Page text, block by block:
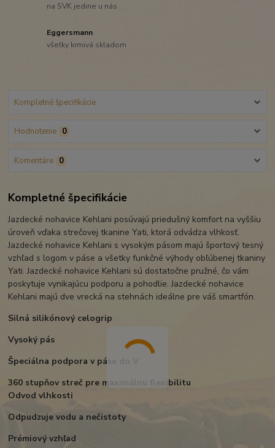
na SVK jedine u nás
Eggersmann
všetky krmivá skladom
Kompletné špecifikácie
Hodnotenie 0
Komentáre 0
Kompletné špecifikácie
Jazdecké nohavice Kehlani posúvajú priedušný komfort na vyššiu
úroveň vďaka strečovej tkanine Yati, ktorá odvádza vlhkosť.
Jazdecké nohavice Kehlani s vysokým pásom majú športový tesný
vzhľad s logom v páse a všetky funkčné výhody obľúbenej tkaniny
Yati. Jazdecké nohavice Kehlani sú dostatočne pružné, čo vám
poskytuje vynikajúcu podporu a pohodlie. Jazdecké nohavice
Kehlani majú dve vrecká na stehnách ideálne pre váš smartfón.
Silná silikónový celogrip
Vysoký pás
Špeciálna podpora v páse do V
360 stupňov streč pre maximálnu flexibilitu
Odvod vlhkosti
Odpudzuje vodu a nečistoty
Prémiový vzhľad